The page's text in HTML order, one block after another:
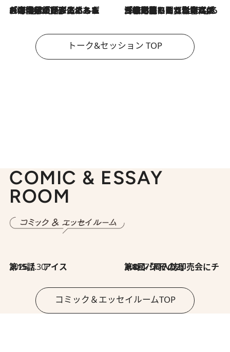
2026.8.3
「今後値上げがあるとすれば…」「リスクがあるのは今年の冬」エネルギー専門家が語る、ホルムズ海峡封鎖が家庭にもたらす“ある心配” 2026.8.3
「住宅建てられない…」「サーチャージ料の高値が続いている」ホルムズ海峡封鎖による影響はいつまで続く？《エネルギー専門家に聞く“どうなる日本の暮らし”》
トーク&セッション TOP
COMIC & ESSAY
ROOM
2026.7.30
第15話 アイス 2026.7.30
第8回「同人誌即売会にチャレンジ その2」
コミック＆エッセイルームTOP